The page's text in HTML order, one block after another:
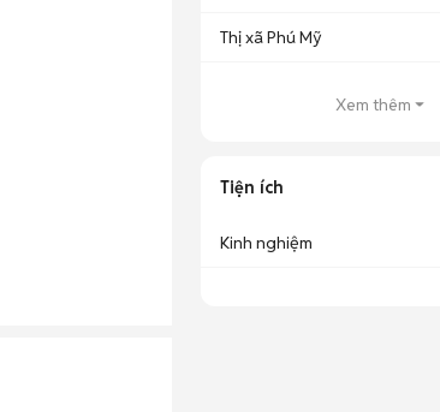
Thị xã Phú Mỹ
Xem thêm
Tiện ích
Kinh nghiệm